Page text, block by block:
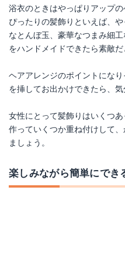
浴衣のときはやっぱりアップ
ぴったりの髪飾りといえば、
なとんぼ玉、豪華なつまみ細
をハンドメイドできたら素敵だ
ヘアアレンジのポイントにな
を挿してお出かけできたら、気
女性にとって髪飾りはいくつ
作っていくつか重ね付けして
ましょう。
楽しみながら簡単にでき